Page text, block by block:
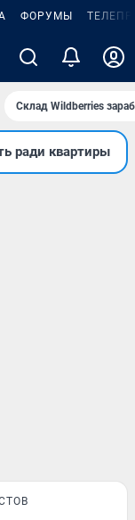
ФОРУМЫ
Склад Wildberries
ради квартиры